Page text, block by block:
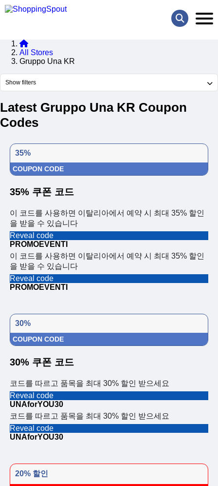
All Stores
Gruppo Una KR
Show filters
Latest Gruppo Una KR Coupon
Codes
35%
COUPON CODE
35% 쿠폰 코드
이 코드를 사용하면 이탈리아에서 예약 시 최대 35% 할인
을 받을 수 있습니다
Reveal code
PROMOEVENTI
이 코드를 사용하면 이탈리아에서 예약 시 최대 35% 할인
을 받을 수 있습니다
Reveal code
PROMOEVENTI
30%
COUPON CODE
30% 쿠폰 코드
코드를 따르고 품목을 최대 30% 할인 받으세요
Reveal code
UNAforYOU30
코드를 따르고 품목을 최대 30% 할인 받으세요
Reveal code
UNAforYOU30
20% 할인